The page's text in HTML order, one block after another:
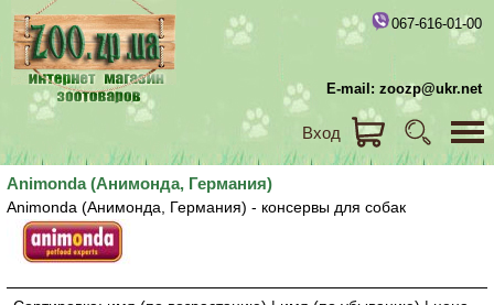
067-616-01-00
E-mail: zoozp@ukr.net
Вход
Animonda (Анимонда, Германия)
Animonda (Анимонда, Германия) - консервы для собак